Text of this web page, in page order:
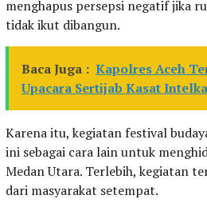
menghapus persepsi negatif jika
tidak ikut dibangun.
Baca Juga : Kapolres Aceh
Upacara Sertijab Kasat
Karena itu, kegiatan festival
ini sebagai cara lain untuk
Medan Utara. Terlebih, kegiatan
dari masyarakat setempat.